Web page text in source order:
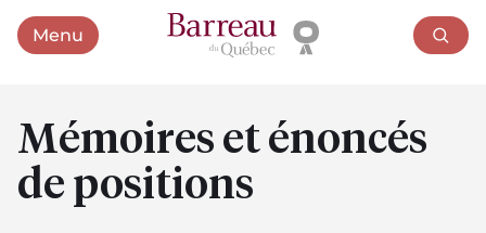
MenuOuvrir le menu
Mémoires et énoncés
de positions